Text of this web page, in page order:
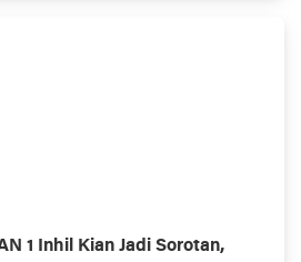
1 Inhil Kian Jadi Sorotan,